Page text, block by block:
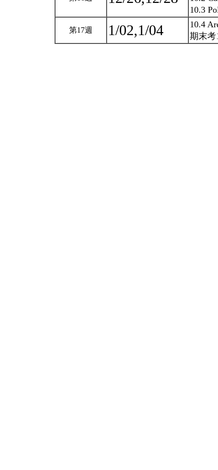
10.3
第17週 1/02,1/04
10.4
期末考